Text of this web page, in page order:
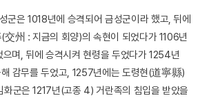
군은 1018년에 승격되어 금성군이라 했고, 뒤에
交州 : 지금의 회양)의 속현이 되었다가 1106년
으며, 뒤에 승격시켜 현령을 두었다가 1254년
감무를 두었고, 1257년에는 도령현(道寧縣)
화군은 1217년(고종 4) 거란족의 침입을 받았을